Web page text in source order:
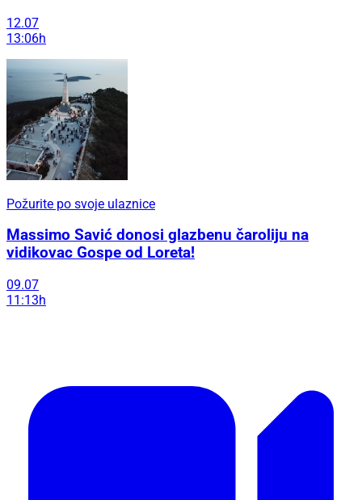
12.07
13:06h
Požurite po svoje ulaznice
Massimo Savić donosi glazbenu čaroliju na
vidikovac Gospe od Loreta!
09.07
11:13h